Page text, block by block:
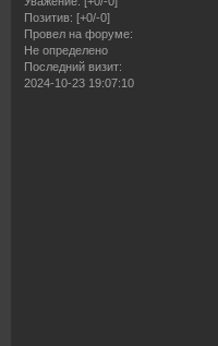
Позитив: [+0/-0]
Провел на форуме:
Не определено
Последний визит:
2024-10-23 19:07:10